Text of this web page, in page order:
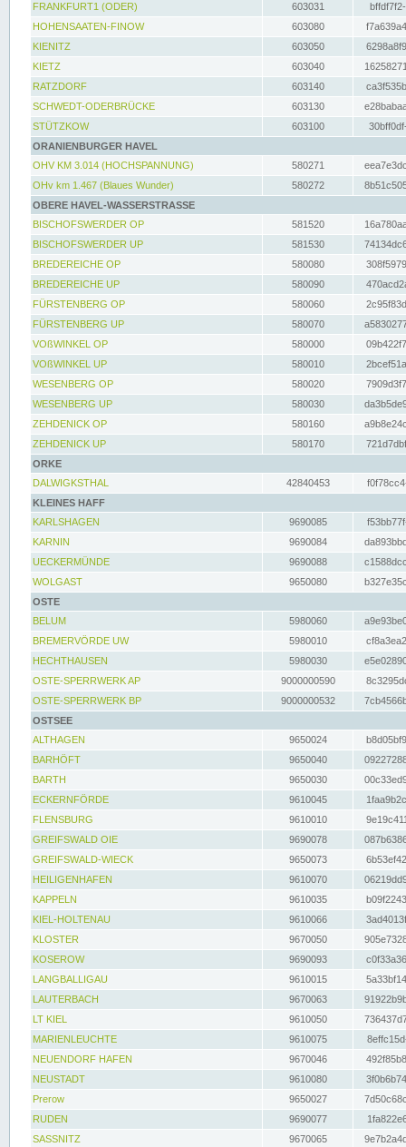
FRANKFURT1 (ODER)
603031
HOHENSAATEN-FINOW
603080
KIENITZ
603050
KIETZ
603040
RATZDORF
603140
SCHWEDT-ODERBRÜCKE
603130
STÜTZKOW
603100
ORANIENBURGER HAVEL
OHV KM 3.014 (HOCHSPANNUNG)
580271
OHv km 1.467 (Blaues Wunder)
580272
OBERE HAVEL-WASSERSTRASSE
BISCHOFSWERDER OP
581520
BISCHOFSWERDER UP
581530
BREDEREICHE OP
580080
BREDEREICHE UP
580090
FÜRSTENBERG OP
580060
FÜRSTENBERG UP
580070
VOßWINKEL OP
580000
VOßWINKEL UP
580010
WESENBERG OP
580020
WESENBERG UP
580030
ZEHDENICK OP
580160
ZEHDENICK UP
580170
ORKE
DALWIGKSTHAL
42840453
KLEINES HAFF
KARLSHAGEN
9690085
KARNIN
9690084
UECKERMÜNDE
9690088
WOLGAST
9650080
OSTE
BELUM
5980060
BREMERVÖRDE UW
5980010
HECHTHAUSEN
5980030
OSTE-SPERRWERK AP
9000000590
OSTE-SPERRWERK BP
9000000532
OSTSEE
ALTHAGEN
9650024
BARHÖFT
9650040
BARTH
9650030
ECKERNFÖRDE
9610045
FLENSBURG
9610010
GREIFSWALD OIE
9690078
GREIFSWALD-WIECK
9650073
HEILIGENHAFEN
9610070
KAPPELN
9610035
KIEL-HOLTENAU
9610066
KLOSTER
9670050
KOSEROW
9690093
LANGBALLIGAU
9610015
LAUTERBACH
9670063
LT KIEL
9610050
MARIENLEUCHTE
9610075
NEUENDORF HAFEN
9670046
NEUSTADT
9610080
Prerow
9650027
RUDEN
9690077
SASSNITZ
9670065